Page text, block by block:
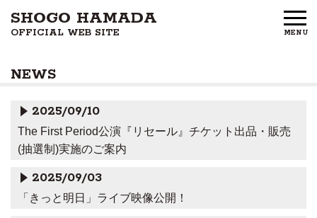
SHOGO HAMADA
OFFICIAL WEB SITE MENU
DISCOGRAPHY
GOODS
NEWS
2025/09/10
The First Period公演『リセール』チケット出品・販売
(抽選制)実施のご案内
2025/09/03
「きっと明日」ライブ映像公開！